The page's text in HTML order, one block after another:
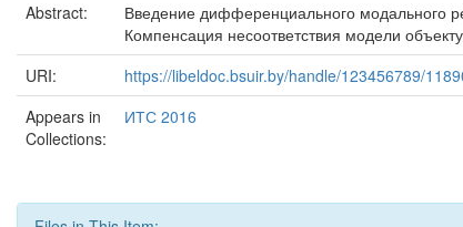
Abstract:
Введение дифференциального модального
Компенсация несоответствия модели
URI:
https://libeldoc.bsuir.by/handle/123456789/
Appears in
Collections:
ИТС 2016